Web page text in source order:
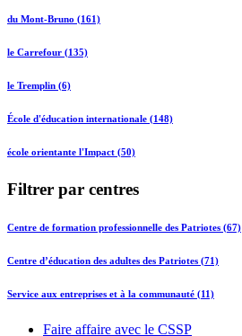
du Mont-Bruno (161)
le Carrefour (135)
le Tremplin (6)
École d'éducation internationale (148)
école orientante l'Impact (50)
Filtrer par centres
Centre de formation professionnelle des Patriotes (67)
Centre d’éducation des adultes des Patriotes (71)
Service aux entreprises et à la communauté (11)
Faire affaire avec le CSSP